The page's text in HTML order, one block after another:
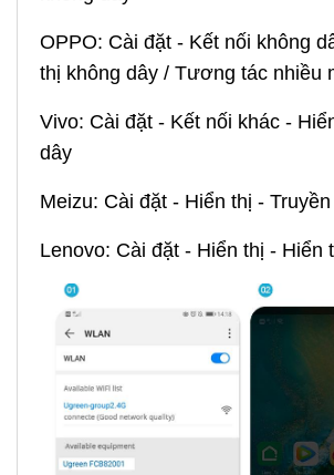
OPPO: Cài đặt - Kết nối không
thị không dây / Tương tác nhiều
Vivo: Cài đặt - Kết nối khác -
dây
Meizu: Cài đặt - Hiển thị -
Lenovo: Cài đặt - Hiển thị - Hiển